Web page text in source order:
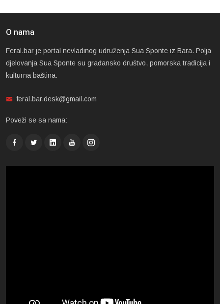
O nama
Feral.bar je portal nevladinog udruženja Sua Sponte iz Bara. Polja
djelovanja Sua Sponte su građansko društvo, pomorska tradicija i
kulturna baština.
feral.bar.desk@gmail.com
Poveži se sa nama: